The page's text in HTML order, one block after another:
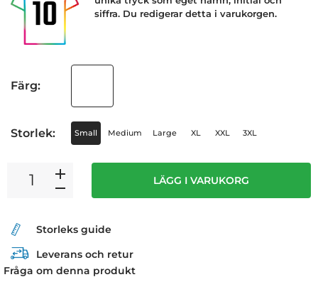
siffra. Du redigerar detta i varukorgen.
Färg:
Storlek: Small Medium Large XL XXL 3XL
LÄGG I VARUKORG
Storleks guide
Leverans och retur
Fråga om denna produkt